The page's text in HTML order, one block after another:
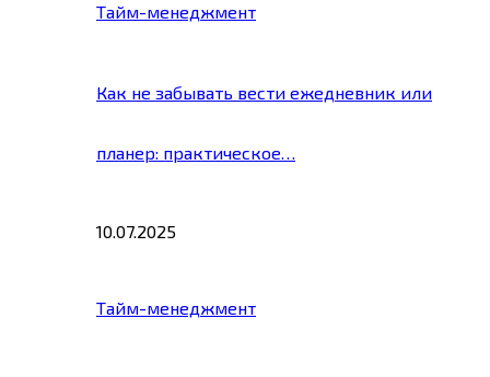
Тайм-менеджмент
Как не забывать вести ежедневник или
планер: практическое…
10.07.2025
Тайм-менеджмент